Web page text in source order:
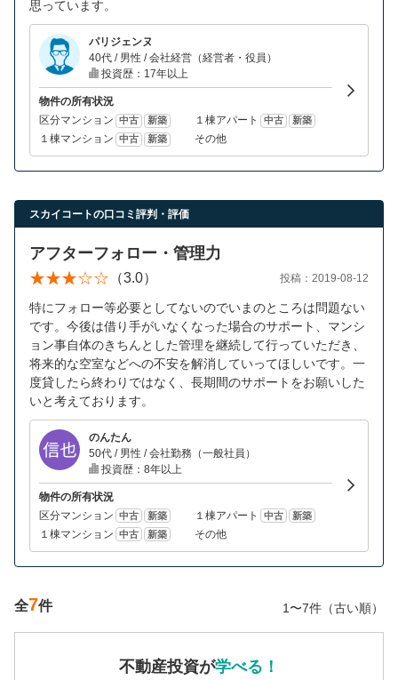
思っています。
パリジェンヌ
40代 / 男性 / 会社経営（経営者・役員）
投資歴：17年以上
物件の所有状況
区分マンション 中古 新築 １棟アパート 中古 新築
１棟マンション 中古 新築 その他
スカイコートの口コミ評判・評価
アフターフォロー・管理力
（3.0） 投稿：2019-08-12
特にフォロー等必要としてないのでいまのところは問題ない
です。今後は借り手がいなくなった場合のサポート、マンシ
ョン事自体のきちんとした管理を継続して行っていただき、
将来的な空室などへの不安を解消していってほしいです。一
度貸したら終わりではなく、長期間のサポートをお願いした
いと考えております。
のんたん
50代 / 男性 / 会社勤務（一般社員）
投資歴：8年以上
物件の所有状況
区分マンション 中古 新築 １棟アパート 中古 新築
１棟マンション 中古 新築 その他
全7件 1〜7件（古い順）
不動産投資が学べる！